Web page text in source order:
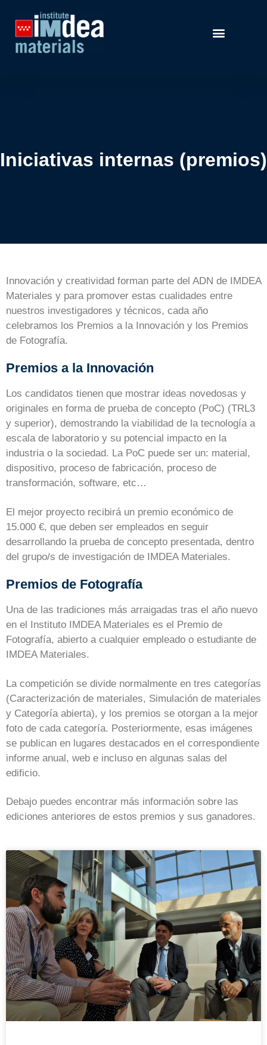
Iniciativas internas (premios)
Innovación y creatividad forman parte del ADN de IMDEA
Materiales y para promover estas cualidades entre
nuestros investigadores y técnicos, cada año
celebramos los Premios a la Innovación y los Premios
de Fotografía.
Premios a la Innovación
Los candidatos tienen que mostrar ideas novedosas y
originales en forma de prueba de concepto (PoC) (TRL3
y superior), demostrando la viabilidad de la tecnología a
escala de laboratorio y su potencial impacto en la
industria o la sociedad. La PoC puede ser un: material,
dispositivo, proceso de fabricación, proceso de
transformación, software, etc…
El mejor proyecto recibirá un premio económico de
15.000 €, que deben ser empleados en seguir
desarrollando la prueba de concepto presentada, dentro
del grupo/s de investigación de IMDEA Materiales.
Premios de Fotografía
Una de las tradiciones más arraigadas tras el año nuevo
en el Instituto IMDEA Materiales es el Premio de
Fotografía, abierto a cualquier empleado o estudiante de
IMDEA Materiales.
La competición se divide normalmente en tres categorías
(Caracterización de materiales, Simulación de materiales
y Categoría abierta), y los premios se otorgan a la mejor
foto de cada categoría. Posteriormente, esas imágenes
se publican en lugares destacados en el correspondiente
informe anual, web e incluso en algunas salas del
edificio.
Debajo puedes encontrar más información sobre las
ediciones anteriores de estos premios y sus ganadores.